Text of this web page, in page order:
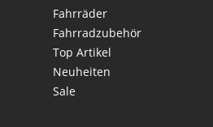
Fahrräder
Fahrradzubehör
Top Artikel
Neuheiten
Sale